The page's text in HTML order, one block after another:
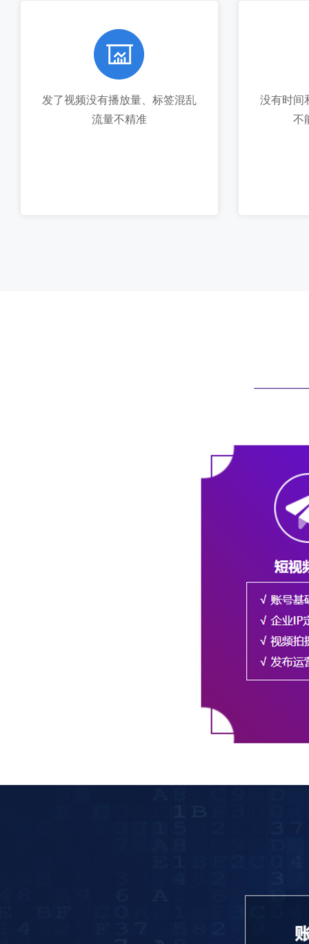
发了视频没有播放量、标签混乱
流量不精准
没有时间
不